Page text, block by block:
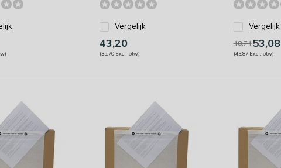
Vergelijk
43,20
(35,70 Excl. btw)
Vergelijk
48,7453,08
(43,87 Excl. btw)